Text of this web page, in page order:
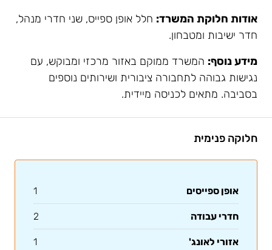
אודות חלוקת המשרד: חלל אופן ספייס, שני חדרי מנהל,
חדר ישיבות ומטבחון.
מידע נוסף: המשרד ממוקם באזור מרכזי ומבוקש, עם
נגישות גבוהה לתחבורה ציבורית ושירותים נוספים
בסביבה. מתאים לכניסה מיידית.
חלוקה פנימית
אופן ספייסים 1
חדרי עבודה 2
אזורי לאונג' 1